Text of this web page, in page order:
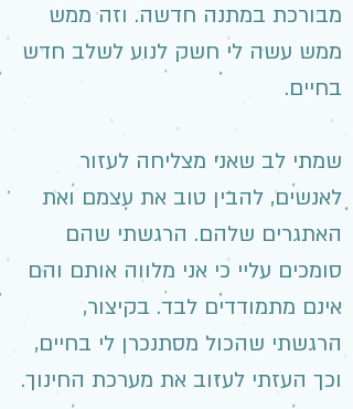
מבורכת במתנה חדשה. וזה ממש
ממש עשה לי חשק לנוע לשלב חדש
בחיים.
שמתי לב שאני מצליחה לעזור
לאנשים, להבין טוב את עצמם ואת
האתגרים שלהם. הרגשתי שהם
סומכים עליי כי אני מלווה אותם והם
אינם מתמודדים לבד. בקיצור,
הרגשתי שהכול מסתנכרן לי בחיים,
וכך העזתי לעזוב את מערכת החינוך.